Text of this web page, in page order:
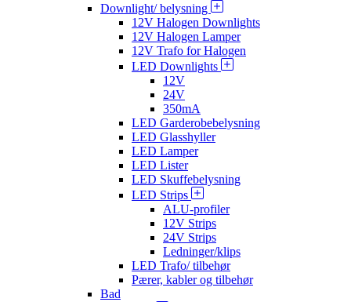
Downlight/ belysning
12V Halogen Downlights
12V Halogen Lamper
12V Trafo for Halogen
LED Downlights
12V
24V
350mA
LED Garderobebelysning
LED Glasshyller
LED Lamper
LED Lister
LED Skuffebelysning
LED Strips
ALU-profiler
12V Strips
24V Strips
Ledninger/klips
LED Trafo/ tilbehør
Pærer, kabler og tilbehør
Bad